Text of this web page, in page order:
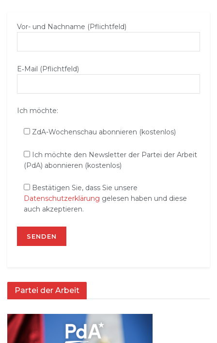
Vor- und Nachname (Pflichtfeld)
E‑Mail (Pflichtfeld)
Ich möchte:
ZdA-Wochenschau abonnieren (kostenlos)
Ich möchte den Newsletter der Partei der Arbeit
(PdA) abonnieren (kostenlos)
Bestätigen Sie, dass Sie unsere
Datenschutzerklärung gelesen haben und diese
auch akzeptieren.
Partei der Arbeit